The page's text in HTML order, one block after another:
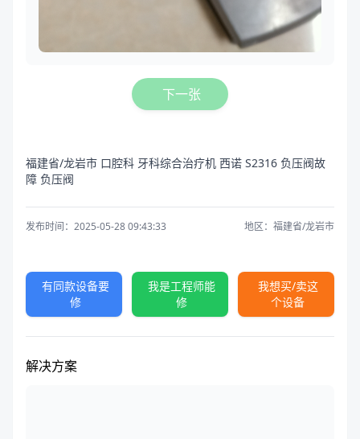
下一张
福建省/龙岩市 口腔科 牙科综合治疗机 西诺 S2316 负压阀故
障 负压阀
发布时间：2025-05-28 09:43:33 地区：福建省/龙岩市
有同款设备要
修
我是工程师能
修
我想买/卖这
个设备
解决方案